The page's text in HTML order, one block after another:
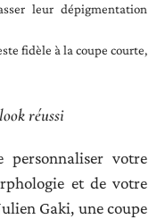
leur dépigmentation
fidèle à la coupe courte,
réussi
personnaliser votre
et de votre
Gaki, une coupe